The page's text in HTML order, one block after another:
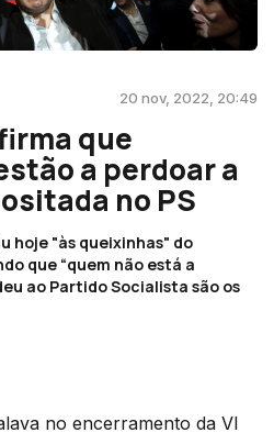
20 nov, 2022, 20:49
que
a perdoar a
no PS
hoje "às queixinhas" do
que “quem não está a
ao Partido Socialista são os
no encerramento da VI